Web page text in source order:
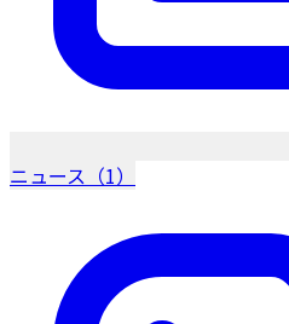
ニュース（1）